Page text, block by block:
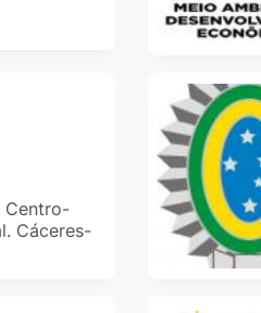
Centro-
Cáceres-